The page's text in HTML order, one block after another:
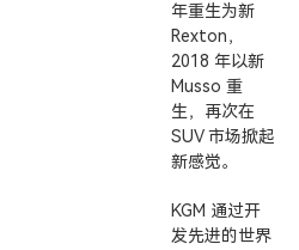
年重生为新
Rexton，
2018 年以新
Musso 重
生，再次在
SUV 市场掀起
新感觉。
KGM 通过开
发先进的世界